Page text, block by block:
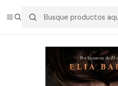
El Secreto